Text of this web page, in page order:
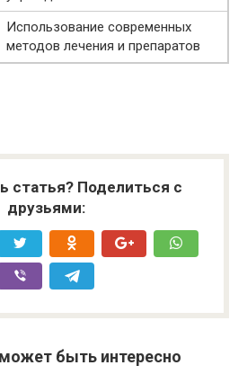
Использование современных
методов лечения и препаратов
статья? Поделиться с
друзьями:
быть интересно